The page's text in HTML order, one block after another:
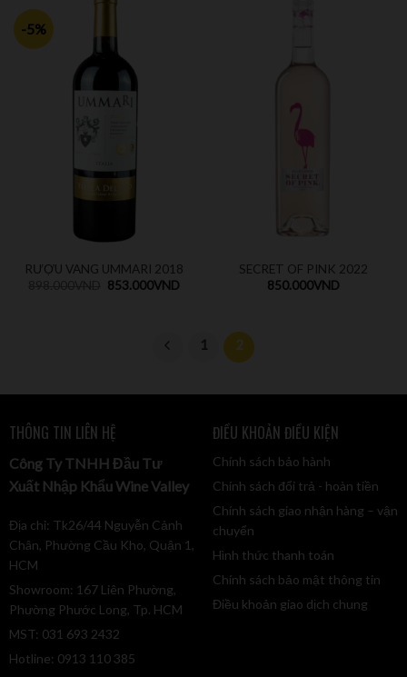
-5%
RƯỢU VANG UMMARI 2018
853.000VND
SECRET OF PINK 2022
850.000VND
1 2
THÔNG TIN LIÊN HỆ
Công Ty TNHH Đầu Tư
Xuất Nhập Khẩu Wine Valley
Địa chỉ: Tk26/44 Nguyễn Cảnh
Chân, Phường Cầu Kho, Quận 1,
HCM
Showroom: 167 Liên Phường,
Phường Phước Long, Tp. HCM
MST: 031 693 2432
Hotline: 0913 110 385
ĐIỀU KHOẢN ĐIỀU KIỆN
Chính sách bảo hành
Chính sách đổi trả - hoàn tiền
Chính sách giao nhận hàng – vận
chuyển
Hình thức thanh toán
Chính sách bảo mật thông tin
Điều khoản giao dịch chung